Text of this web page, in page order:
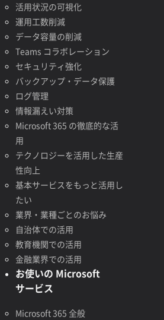
活用状況の可視化
運用工数削減
データ容量の削減
Teams コラボレーション
セキュリティ強化
バックアップ・データ保護
ログ管理
情報漏えい対策
Microsoft 365 の徹底的な活
用
テクノロジーを活用した生産
性向上
基本サービスをもっと活用し
たい
業界・業種ごとのお悩み
自治体での活用
教育機関での活用
金融業界での活用
お使いの Microsoft
サービス
Microsoft 365 全般